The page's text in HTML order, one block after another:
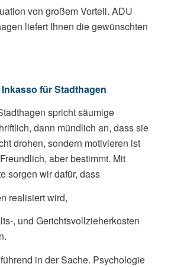
von großem Vorteil. ADU
liefert Ihnen die gewünschten
für Stadthagen
spricht säumige
dann mündlich an, dass sie
drohen, sondern motivieren ist
aber bestimmt. Mit
sorgen wir dafür, dass
realisiert wird,
, und Gerichtsvollzieherkosten
in der Sache. Psychologie